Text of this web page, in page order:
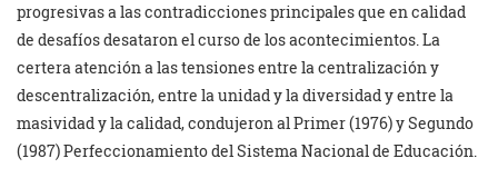
progresivas a las contradicciones principales que en calidad
de desafíos desataron el curso de los acontecimientos. La
certera atención a las tensiones entre la centralización y
descentralización, entre la unidad y la diversidad y entre la
masividad y la calidad, condujeron al Primer (1976) y Segundo
(1987) Perfeccionamiento del Sistema Nacional de Educación.